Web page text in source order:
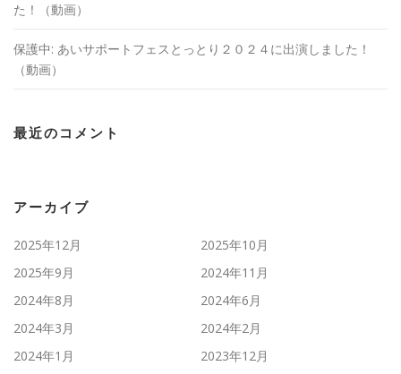
た！（動画）
保護中: あいサポートフェスとっとり２０２４に出演しました！
（動画）
最近のコメント
アーカイブ
2025年12月
2025年10月
2025年9月
2024年11月
2024年8月
2024年6月
2024年3月
2024年2月
2024年1月
2023年12月